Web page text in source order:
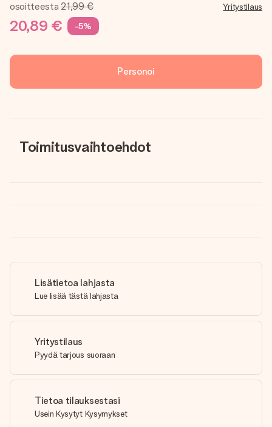
osoitteesta 21,99 €
20,89 € -5%
Yritystilaus
Personoi
Toimitusvaihtoehdot
Lisätietoa lahjasta
Lue lisää tästä lahjasta
Yritystilaus
Pyydä tarjous suoraan
Tietoa tilauksestasi
Usein Kysytyt Kysymykset